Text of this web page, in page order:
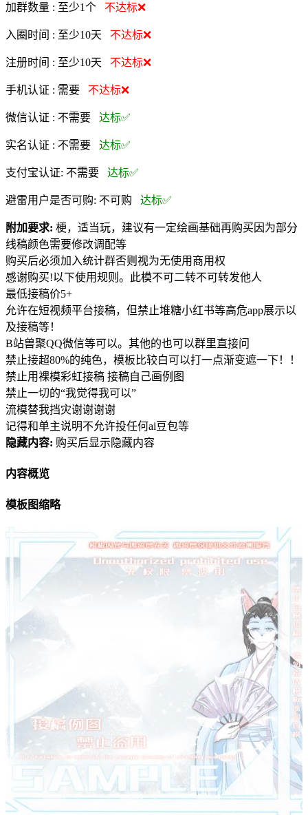
加群数量 : 至少1个 不达标❌
入圈时间 : 至少10天 不达标❌
注册时间 : 至少10天 不达标❌
手机认证 : 需要 不达标❌
微信认证 : 不需要 达标✅
实名认证 : 不需要 达标✅
支付宝认证: 不需要 达标✅
避雷用户是否可购: 不可购 达标✅
附加要求: 梗，适当玩，建议有一定绘画基础再购买因为部分
线稿颜色需要修改调配等
购买后必须加入统计群否则视为无使用商用权
感谢购买!以下使用规则。此模不可二转不可转发他人
最低接稿价5+
允许在短视频平台接稿，但禁止堆糖小红书等高危app展示以
及接稿等！
B站兽聚QQ微信等可以。其他的也可以群里直接问
禁止接超80%的纯色，模板比较白可以打一点渐变遮一下！！
禁止用裸模彩虹接稿 接稿自己画例图
禁止一切的“我觉得我可以”
流模替我挡灾谢谢谢谢
记得和单主说明不允许投任何ai豆包等
隐藏内容: 购买后显示隐藏内容
内容概览
模板图缩略